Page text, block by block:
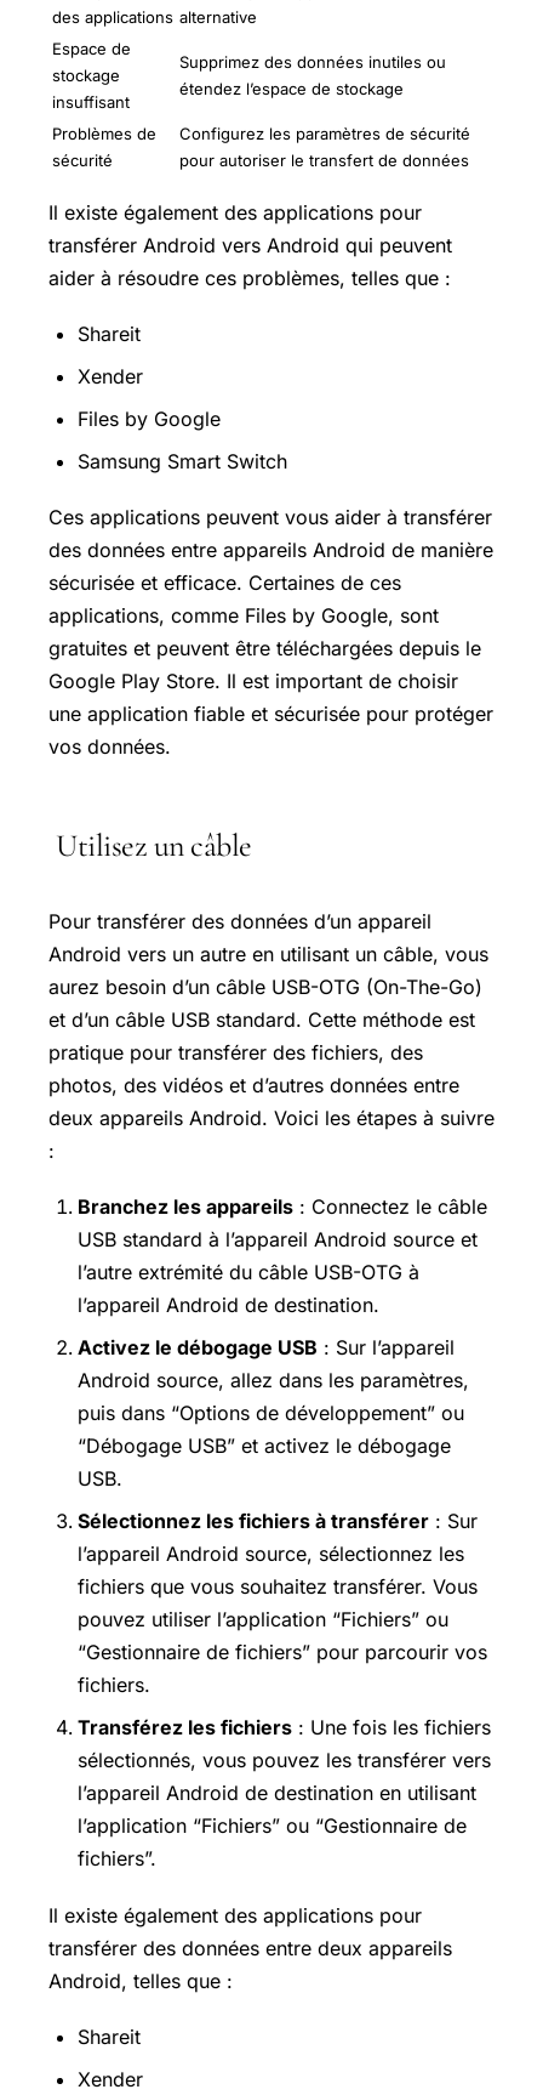
des applications alternative
Espace de
stockage
insuffisant
Supprimez des données inutiles ou
étendez l’espace de stockage
Problèmes de
sécurité
Configurez les paramètres de sécurité
pour autoriser le transfert de données
Il existe également des applications pour
transférer Android vers Android qui peuvent
aider à résoudre ces problèmes, telles que :
Shareit
Xender
Files by Google
Samsung Smart Switch
Ces applications peuvent vous aider à transférer
des données entre appareils Android de manière
sécurisée et efficace. Certaines de ces
applications, comme Files by Google, sont
gratuites et peuvent être téléchargées depuis le
Google Play Store. Il est important de choisir
une application fiable et sécurisée pour protéger
vos données.
Utilisez un câble
Pour transférer des données d’un appareil
Android vers un autre en utilisant un câble, vous
aurez besoin d’un câble USB-OTG (On-The-Go)
et d’un câble USB standard. Cette méthode est
pratique pour transférer des fichiers, des
photos, des vidéos et d’autres données entre
deux appareils Android. Voici les étapes à suivre
:
Branchez les appareils : Connectez le câble
USB standard à l’appareil Android source et
l’autre extrémité du câble USB-OTG à
l’appareil Android de destination.
Activez le débogage USB : Sur l’appareil
Android source, allez dans les paramètres,
puis dans “Options de développement” ou
“Débogage USB” et activez le débogage
USB.
Sélectionnez les fichiers à transférer : Sur
l’appareil Android source, sélectionnez les
fichiers que vous souhaitez transférer. Vous
pouvez utiliser l’application “Fichiers” ou
“Gestionnaire de fichiers” pour parcourir vos
fichiers.
Transférez les fichiers : Une fois les fichiers
sélectionnés, vous pouvez les transférer vers
l’appareil Android de destination en utilisant
l’application “Fichiers” ou “Gestionnaire de
fichiers”.
Il existe également des applications pour
transférer des données entre deux appareils
Android, telles que :
Shareit
Xender